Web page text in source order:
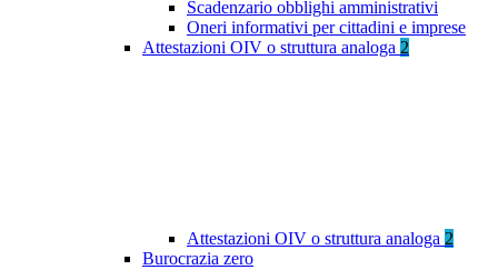
Scadenzario obblighi amministrativi
Oneri informativi per cittadini e imprese
Attestazioni OIV o struttura analoga 2
Attestazioni OIV o struttura analoga 2
Burocrazia zero